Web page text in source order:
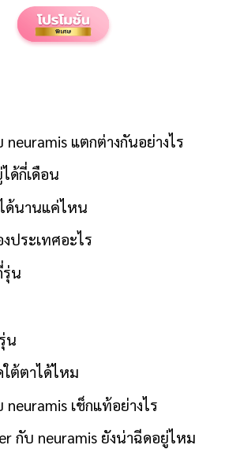
แตกต่างกันอย่างไร
ด้กี่เดือน
ด้นานแค่ไหน
ประเทศอะไร
น
น
ต้ตาได้ไหม
เช็กแท้อย่างไร
กับ neuramis ยังน่าฉีดอยู่ไหม